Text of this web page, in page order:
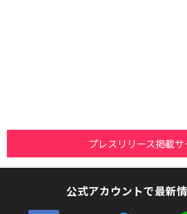
プレスリリース掲載サ
公式アカウントで最新